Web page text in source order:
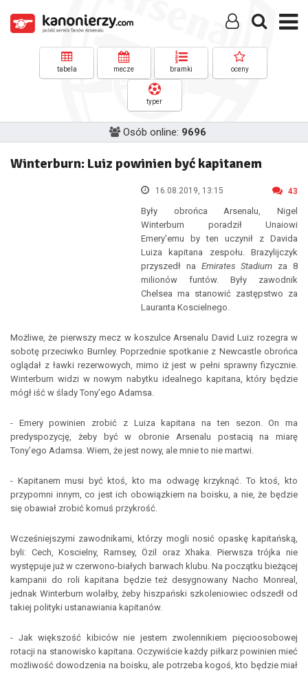
tabela mecze bramki oceny
typer
Osób online: 9696
Winterburn: Luiz powinien być kapitanem
16.08.2019, 13:15 43
Były obrońca Arsenalu, Nigel
Winterburn poradził Unaiowi
Emery'emu by ten uczynił z Davida
Luiza kapitana zespołu. Brazylijczyk
przyszedł na Emirates Stadium za 8
milionów funtów. Były zawodnik
Chelsea ma stanowić zastępstwo za
Lauranta Koscielnego.
Możliwe, że pierwszy mecz w koszulce Arsenalu David Luiz rozegra w
sobotę przeciwko Burnley. Poprzednie spotkanie z Newcastle obrońca
oglądał z ławki rezerwowych, mimo iż jest w pełni sprawny fizycznie.
Winterburn widzi w nowym nabytku idealnego kapitana, który będzie
mógł iść w ślady Tony'ego Adamsa.
- Emery powinien zrobić z Luiza kapitana na ten sezon. On ma
predyspozycję, żeby być w obronie Arsenalu postacią na miarę
Tony'ego Adamsa. Wiem, że jest nowy, ale mnie to nie martwi.
- Kapitanem musi być ktoś, kto ma odwagę krzyknąć. To ktoś, kto
przypomni innym, co jest ich obowiązkiem na boisku, a nie, że będzie
się obawiał zrobić komuś przykrość.
Wcześniejszymi zawodnikami, którzy mogli nosić opaskę kapitańską,
byli: Cech, Koscielny, Ramsey, Özil oraz Xhaka. Pierwsza trójka nie
występuje już w czerwono-białych barwach klubu. Na początku bieżącej
kampanii do roli kapitana będzie też desygnowany Nacho Monreal,
jednak Winterburn wolałby, żeby hiszpański szkoleniowiec odszedł od
takiej polityki ustanawiania kapitanów.
- Jak większość kibiców nie jestem zwolennikiem pięcioosobowej
rotacji na stanowisko kapitana. Oczywiście każdy piłkarz powinien mieć
możliwość dowodzenia na boisku, ale potrzeba kogoś, kto będzie miał